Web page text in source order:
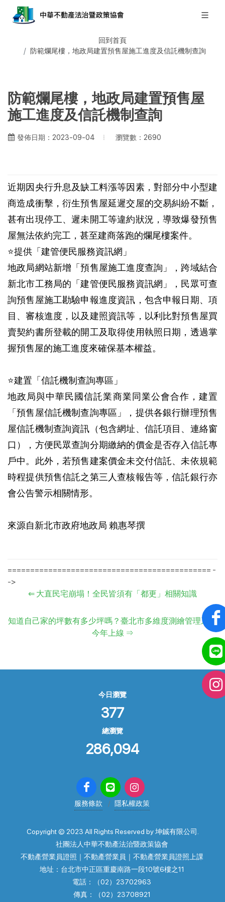
回到首頁
防範爛尾樓，地政局建置預售屋施工進度及信託機制查詢
防範爛尾樓，地政局建置預售屋
施工進度及信託機制查詢
發佈日期：2023-09-04 瀏覽數：2690
近期因央行升息及缺工料漲等因素，對部分中小型建
商造成衝擊，衍生預售屋延遲交屋的交易糾紛不斷，
甚有出現停工、遲未開工等違約狀況，導致爆發預售
屋無法依約完工，甚至建商落跑的爛尾樓案件。
⭐提供「建管便民服務資訊網」
地政局網站新增「預售屋施工進度查詢」，跨域結合
新北市工務局的「建管便民服務資訊網」，民眾可查
詢預售屋施工勘驗申報進度資訊，包含申報日期、項
目、審核進度，以及建照資訊等，以利比對預售屋買
賣契約書所登載的開工及取得使用執照日期，透過掌
握預售屋的施工進度來確保基本權益。
⭐建置「信託機制查詢專區」
地政局與中華民國信託業商業同業公會合作，建置
「預售屋信託機制查詢專區」，提供各銀行辦理預售
屋信託機制查詢資訊（包含網址、信託項目、連絡窗
口），方便民眾查詢分期繳納的價金是否存入信託專
戶中。此外，若預售建案價金未交付信託、未依規範
時程提供預售信託之第三人查核報告等，信託銀行亦
會公告警示相關情形。
來源自新北市政府地政局 賴惠琴撰
============================================= -
->
⇐ 大直民宅崩塌！全民皆須有「都更」相關知識
知道自己家的坪數有多少坪嗎？臺北市多維度測繪管理系統
今年上線 ⇒
今日瀏覽
377
總瀏覽
286,094
服務條款 隱私權政策
Copyright © 2023 All Rights Reserved by 坤鋮有限公司.
社團法人中華不動產法治暨政策協會
不動產營業員證照｜不動產營業員｜不動產營業員證照上課
地址：台北市中正區重慶南路一段10號6樓之11
電話：（02）23702963
傳真：（02）23708921